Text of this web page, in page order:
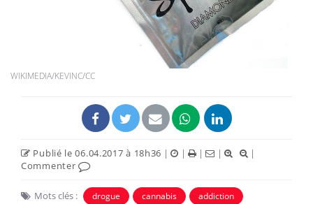
WIKIMEDIA/KEVINC/CC
Publié le 06.04.2017 à 18h36 | | | |
|
Commenter
Mots clés : drogue cannabis addiction